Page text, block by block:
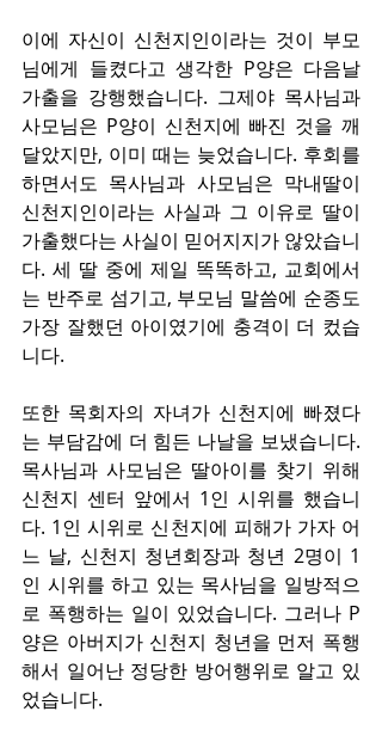
이에 자신이 신천지인이라는 것이 부모
님에게 들켰다고 생각한 P양은 다음날
가출을 강행했습니다. 그제야 목사님과
사모님은 P양이 신천지에 빠진 것을 깨
달았지만, 이미 때는 늦었습니다. 후회를
하면서도 목사님과 사모님은 막내딸이
신천지인이라는 사실과 그 이유로 딸이
가출했다는 사실이 믿어지지가 않았습니
다. 세 딸 중에 제일 똑똑하고, 교회에서
는 반주로 섬기고, 부모님 말씀에 순종도
가장 잘했던 아이였기에 충격이 더 컸습
니다.
또한 목회자의 자녀가 신천지에 빠졌다
는 부담감에 더 힘든 나날을 보냈습니다.
목사님과 사모님은 딸아이를 찾기 위해
신천지 센터 앞에서 1인 시위를 했습니
다. 1인 시위로 신천지에 피해가 가자 어
느 날, 신천지 청년회장과 청년 2명이 1
인 시위를 하고 있는 목사님을 일방적으
로 폭행하는 일이 있었습니다. 그러나 P
양은 아버지가 신천지 청년을 먼저 폭행
해서 일어난 정당한 방어행위로 알고 있
었습니다.